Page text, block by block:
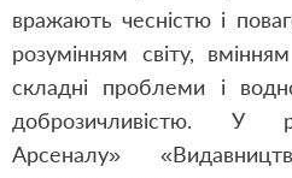
вражають чесністю і
розумінням світу,
складні проблеми і
доброзичливістю. У
Арсеналу»